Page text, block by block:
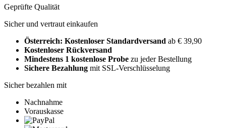
Geprüfte Qualität
Sicher und vertraut einkaufen
Österreich: Kostenloser Standardversand ab € 39,90
Kostenloser Rückversand
Mindestens 1 kostenlose Probe zu jeder Bestellung
Sichere Bezahlung mit SSL-Verschlüsselung
Sicher bezahlen mit
Nachnahme
Vorauskasse